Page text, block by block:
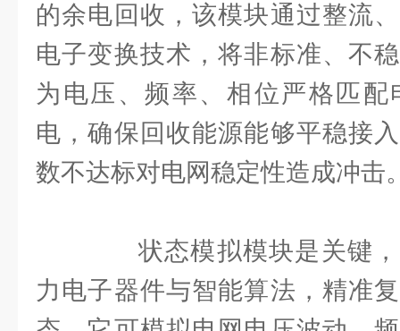
的余电回收，该模块通过整流
电子变换技术，将非标准、不
为电压、频率、相位严格匹
电，确保回收能源能够平稳接
数不达标对电网稳定性造成冲击
状态模拟模块是关键，
力电子器件与智能算法，精准